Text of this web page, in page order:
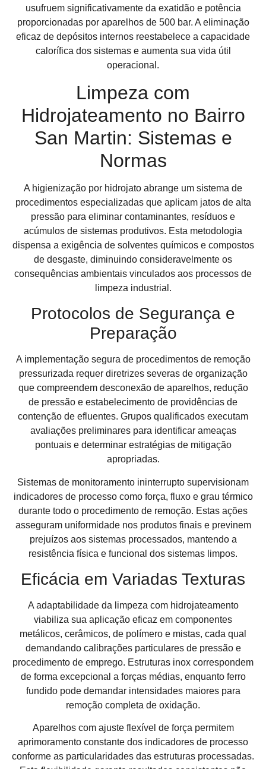
usufruem significativamente da exatidão e potência
proporcionadas por aparelhos de 500 bar. A eliminação
eficaz de depósitos internos reestabelece a capacidade
calorífica dos sistemas e aumenta sua vida útil
operacional.
Limpeza com
Hidrojateamento no Bairro
San Martin: Sistemas e
Normas
A higienização por hidrojato abrange um sistema de
procedimentos especializadas que aplicam jatos de alta
pressão para eliminar contaminantes, resíduos e
acúmulos de sistemas produtivos. Esta metodologia
dispensa a exigência de solventes químicos e compostos
de desgaste, diminuindo consideravelmente os
consequências ambientais vinculados aos processos de
limpeza industrial.
Protocolos de Segurança e
Preparação
A implementação segura de procedimentos de remoção
pressurizada requer diretrizes severas de organização
que compreendem desconexão de aparelhos, redução
de pressão e estabelecimento de providências de
contenção de efluentes. Grupos qualificados executam
avaliações preliminares para identificar ameaças
pontuais e determinar estratégias de mitigação
apropriadas.
Sistemas de monitoramento ininterrupto supervisionam
indicadores de processo como força, fluxo e grau térmico
durante todo o procedimento de remoção. Estas ações
asseguram uniformidade nos produtos finais e previnem
prejuízos aos sistemas processados, mantendo a
resistência física e funcional dos sistemas limpos.
Eficácia em Variadas Texturas
A adaptabilidade da limpeza com hidrojateamento
viabiliza sua aplicação eficaz em componentes
metálicos, cerâmicos, de polímero e mistas, cada qual
demandando calibrações particulares de pressão e
procedimento de emprego. Estruturas inox correspondem
de forma excepcional a forças médias, enquanto ferro
fundido pode demandar intensidades maiores para
remoção completa de oxidação.
Aparelhos com ajuste flexível de força permitem
aprimoramento constante dos indicadores de processo
conforme as particularidades das estruturas processadas.